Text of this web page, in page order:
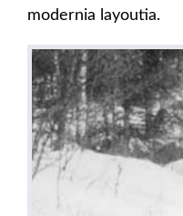
modernia layoutia.